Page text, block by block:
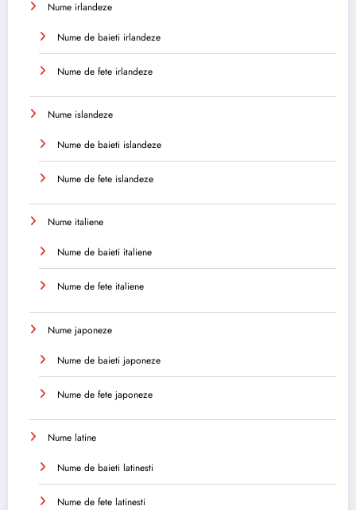
Nume irlandeze
Nume de baieti irlandeze
Nume de fete irlandeze
Nume islandeze
Nume de baieti islandeze
Nume de fete islandeze
Nume italiene
Nume de baieti italiene
Nume de fete italiene
Nume japoneze
Nume de baieti japoneze
Nume de fete japoneze
Nume latine
Nume de baieti latinesti
Nume de fete latinesti